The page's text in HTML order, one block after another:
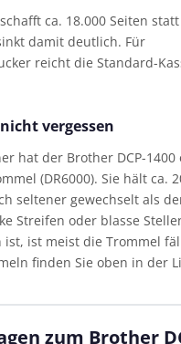
ca. 18.000 Seiten
damit deutlich. Für
reicht die Standard-
vergessen
hat der Brother DCP-1400
(DR6000). Sie hält ca.
seltener gewechselt als
Streifen oder blasse
ist, ist meist die Trommel
finden Sie oben in der
zum Brother